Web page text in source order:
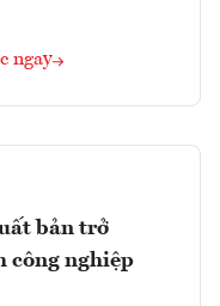
ngay
bản trở
công nghiệp